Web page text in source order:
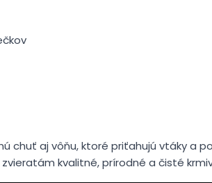
chuť aj vôňu, ktoré priťahujú vtáky a
kvalitné, prírodné a čisté